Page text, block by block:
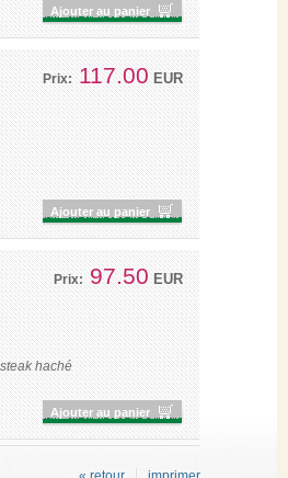
Ajouter au panier
Ajouter au panier
Prix: 117.00 EUR
haché
Ajouter au panier
Prix: 97.50 EUR